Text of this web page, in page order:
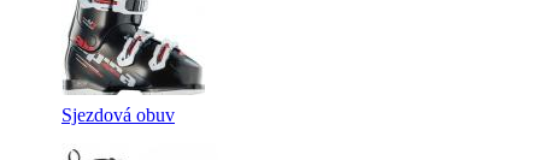
Sjezdová obuv